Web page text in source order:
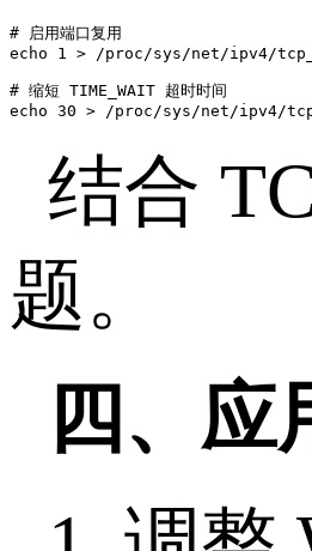
# 启用端口复用
echo 1 > /proc/sys/net/ipv4/
# 缩短 TIME_WAIT 超时时间
结合
题。
四、应